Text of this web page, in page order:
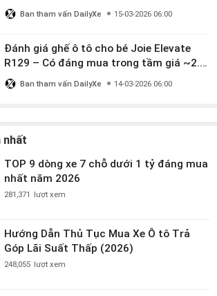
dùng đến 12 năm” có đáng giá gần 9
triệu?
Ban tham vấn DailyXe 15-03-2026 06:00
Đánh giá ghế ô tô cho bé Joie Elevate
R129 – Có đáng mua trong tầm giá ~2.8
triệu?
Ban tham vấn DailyXe 14-03-2026 06:00
nhất
TOP 9 dòng xe 7 chỗ dưới 1 tỷ đáng mua
nhất năm 2026
281,371 lượt xem
Hướng Dẫn Thủ Tục Mua Xe Ô tô Trả
Góp Lãi Suất Thấp (2026)
248,055 lượt xem